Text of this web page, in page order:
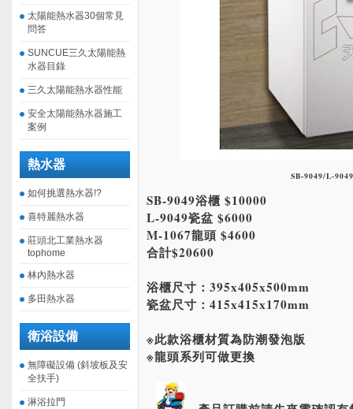
太陽能熱水器30個常見
問答
SUNCUE三久太陽能熱
水器目錄
三久太陽能熱水器性能
安全太陽能熱水器施工
案例
熱水器
如何挑選熱水器!?
喜特麗熱水器
莊頭北工業熱水器
tophome
林內熱水器
多田熱水器
衛浴設備
無障礙設備 (斜坡板及安
全扶手)
淋浴拉門
SB-9049/L-
SB-9049浴櫃 $10000
L-9049瓷盆 $6000
M-1067龍頭 $4600
合計$20600
浴櫃尺寸：395x405x500mm
瓷盆尺寸：415x415x170mm
※此款浴櫃材質為防潮發泡版
※龍頭系列可做更換